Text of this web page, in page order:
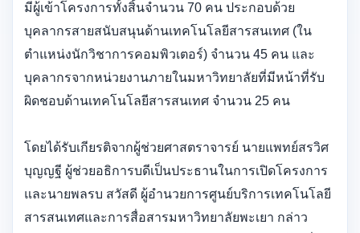
มีผู้เข้าโครงการทั้งสิ้นจำนวน 70 คน ประกอบด้วย
บุคลากรสายสนับสนุนด้านเทคโนโลยีสารสนเทศ (ใน
ตำแหน่งนักวิชาการคอมพิวเตอร์) จำนวน 45 คน และ
บุคลากรจากหน่วยงานภายในมหาวิทยาลัยที่มีหน้าที่รับ
ผิดชอบด้านเทคโนโลยีสารสนเทศ จำนวน 25 คน
โดยได้รับเกียรติจากผู้ช่วยศาสตราจารย์ นายแพทย์สรวิศ
บุญญฐี ผู้ช่วยอธิการบดีเป็นประธานในการเปิดโครงการ
และนายพลรบ สวัสดี ผู้อำนวยการศูนย์บริการเทคโนโลยี
สารสนเทศและการสื่อสารมหาวิทยาลัยพะเยา กล่าว